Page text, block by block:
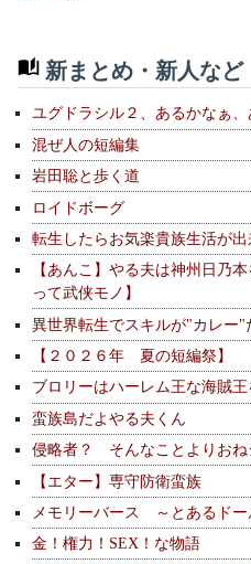
新まとめ・新人など
ユグドラシル２、あるかなぁ、
混ぜ人の短編集
岩田聡と歩く道
ロイドボーグ
転生したらお気楽貴族生活が
【あんこ】やる夫は神州日乃
って武侠モノ】
異世界転生でスキルが"カレー"
【２０２６年 夏の短編祭】
ブロリーはハーレム王な海賊
蛮族島だよやる夫くん
侵略者？ そんなことよりおね
【エター】専守防衛蛮族
メモリーバース ～とあるドー
金！権力！SEX！な物語